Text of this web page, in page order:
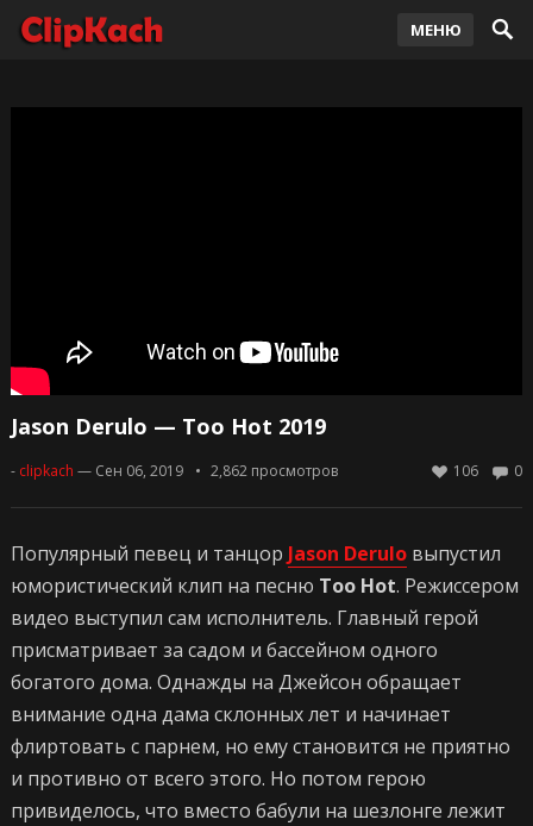
МЕНЮ
Jason Derulo — Too Hot 2019
- clipkach — Сен 06, 2019 2,862просмотров 0
106
Популярный певец и танцор Jason Deruloвыпустил
юмористический клип на песню Too Hot. Режиссером
видео выступил сам исполнитель. Главный герой
присматривает за садом и бассейном одного
богатого дома. Однажды на Джейсон обращает
внимание одна дама склонных лет и начинает
флиртовать с парнем, но ему становится не приятно
и противно от всего этого. Но потом герою
привиделось, что вместо бабули на шезлонге лежит